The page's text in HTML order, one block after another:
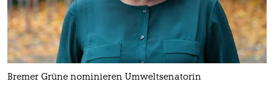
Bremer Grüne nominieren Umweltsenatorin